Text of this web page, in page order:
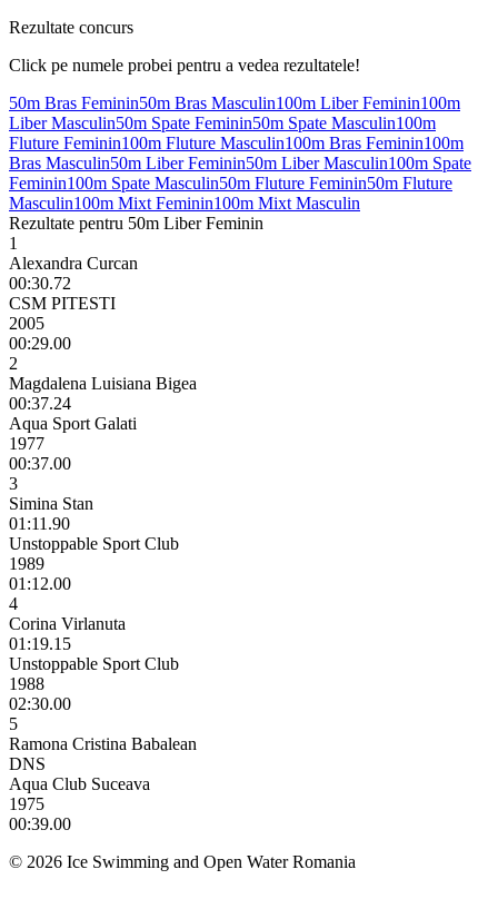
Rezultate concurs
Click pe numele probei pentru a vedea rezultatele!
50m Bras Feminin50m Bras Masculin100m Liber Feminin100m
Liber Masculin50m Spate Feminin50m Spate Masculin100m
Fluture Feminin100m Fluture Masculin100m Bras Feminin100m
Bras Masculin50m Liber Feminin50m Liber Masculin100m Spate
Feminin100m Spate Masculin50m Fluture Feminin50m Fluture
Masculin100m Mixt Feminin100m Mixt Masculin
Rezultate pentru 50m Liber Feminin
1
Alexandra Curcan
00:30.72
CSM PITESTI
2005
00:29.00
2
Magdalena Luisiana Bigea
00:37.24
Aqua Sport Galati
1977
00:37.00
3
Simina Stan
01:11.90
Unstoppable Sport Club
1989
01:12.00
4
Corina Virlanuta
01:19.15
Unstoppable Sport Club
1988
02:30.00
5
Ramona Cristina Babalean
DNS
Aqua Club Suceava
1975
00:39.00
© 2026 Ice Swimming and Open Water Romania